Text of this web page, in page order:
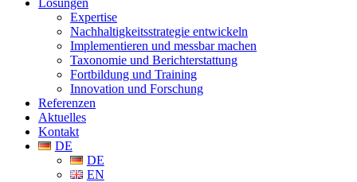
Expertise
Nachhaltigkeitsstrategie entwickeln
Implementieren und messbar machen
Taxonomie und Berichterstattung
Fortbildung und Training
Innovation und Forschung
Referenzen
Aktuelles
Kontakt
DE
DE
EN